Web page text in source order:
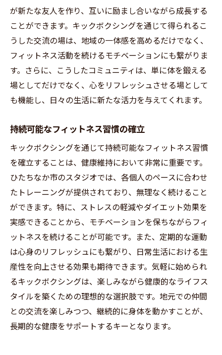
地元スタジオで開催されるイベント情報
地域に根ざしたスタジオの特色と雰囲気
地元のスタジオで得られるサポートと指導
ひたちなか市でキックボクシングを楽しむため
の準備と心構え
初めてのキックボクシングに向けた服装と
装備
クラス参加前の体調管理と注意点
初心者が気をつけるべきマナーとルール
キックボクシングの前に確認する健康状態
モチベーションを保つための自己管理方法
キックボクシングで心も体も健康に！ひたちな
か市のおすすめプログラム
心身のバランスを整えるための全身運動プ
ログラム
リラクゼーションとフィットネスを両立さ
せるプラン
個別指導プログラムの特徴とメリット
グループクラスでの交流と成長の機会
健康促進に特化した特別プログラムの紹介
が新たな友人を作り、互いに励まし合いながら成長する
ことができます。キックボクシングを通じて得られるこ
うした交流の場は、地域の一体感を高めるだけでなく、
フィットネス活動を続けるモチベーションにも繋がりま
す。さらに、こうしたコミュニティは、単に体を鍛える
場としてだけでなく、心をリフレッシュさせる場として
も機能し、日々の生活に新たな活力を与えてくれます。
持続可能なフィットネス習慣の確立
キックボクシングを通じて持続可能なフィットネス習慣
を確立することは、健康維持において非常に重要です。
ひたちなか市のスタジオでは、各個人のペースに合わせ
たトレーニングが提供されており、無理なく続けること
ができます。特に、ストレスの軽減やダイエット効果を
実感できることから、モチベーションを保ちながらフィ
ットネスを続けることが可能です。また、定期的な運動
は心身のリフレッシュにも繋がり、日常生活における生
産性を向上させる効果も期待できます。気軽に始められ
るキックボクシングは、楽しみながら健康的なライフス
タイルを築くための理想的な選択肢です。地元での仲間
との交流を楽しみつつ、継続的に身体を動かすことが、
長期的な健康をサポートするキーとなります。